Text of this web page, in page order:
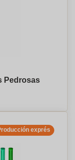
Pedrosas
exprés